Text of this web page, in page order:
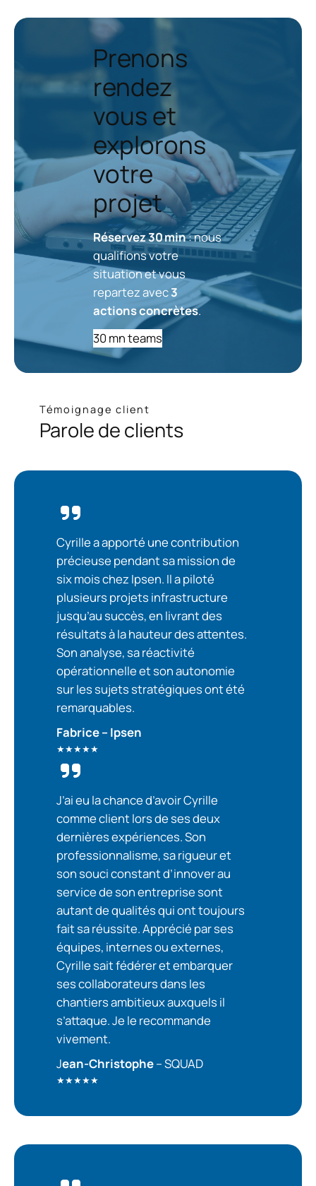
Prenons
rendez
vous et
explorons
votre
projet
Réservez 30 min: nous
qualifions votre
situation et vous
repartez avec3
actions concrètes.
30 mn teams
Témoignage client
Parole de clients
Cyrille a apporté une contribution
précieuse pendant sa mission de
six mois chez Ipsen. Il a piloté
plusieurs projets infrastructure
jusqu’au succès, en livrant des
résultats à la hauteur des attentes.
Son analyse, sa réactivité
opérationnelle et son autonomie
sur les sujets stratégiques ont été
remarquables.
Fabrice – Ipsen
★★★★★
J’ai eu la chance d’avoir Cyrille
comme client lors de ses deux
dernières expériences. Son
professionnalisme, sa rigueur et
son souci constant d’innover au
service de son entreprise sont
autant de qualités qui ont toujours
fait sa réussite. Apprécié par ses
équipes, internes ou externes,
Cyrille sait fédérer et embarquer
ses collaborateurs dans les
chantiers ambitieux auxquels il
s’attaque. Je le recommande
vivement.
Jean-Christophe– SQUAD
★★★★★